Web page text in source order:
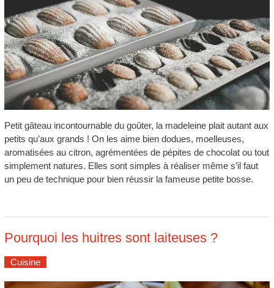
Petit gâteau incontournable du goûter, la madeleine plait autant aux
petits qu’aux grands ! On les aime bien dodues, moelleuses,
aromatisées au citron, agrémentées de pépites de chocolat ou tout
simplement natures. Elles sont simples à réaliser même s’il faut
un peu de technique pour bien réussir la fameuse petite bosse.
Pourquoi les huitres sont laiteuses ?
Cuisine